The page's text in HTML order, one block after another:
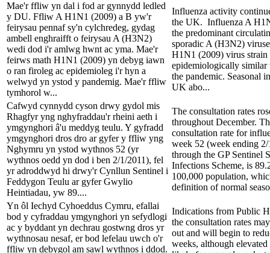
Mae'r ffliw yn dal i fod ar gynnydd ledled
y DU. Ffliw A H1N1 (2009) a B yw'r
feirysau pennaf sy'n cylchredeg, gydag
ambell enghraifft o feirysau A (H3N2)
wedi dod i'r amlwg hwnt ac yma. Mae'r
feirws math H1N1 (2009) yn debyg iawn
o ran firoleg ac epidemioleg i'r hyn a
welwyd yn ystod y pandemig. Mae'r ffliw
tymhorol w...
Influenza activity
the UK. Influenza A
the predominant
sporadic A (H3N2)
H1N1 (2009) virus
epidemiologically similar
the pandemic. Seasonal
UK abo...
Cafwyd cynnydd cyson drwy gydol mis
Rhagfyr yng nghyfraddau'r rheini aeth i
ymgynghori â'u meddyg teulu. Y gyfradd
ymgynghori dros dro ar gyfer y ffliw yng
Nghymru yn ystod wythnos 52 (yr
wythnos oedd yn dod i ben 2/1/2011), fel
yr adroddwyd hi drwy'r Cynllun Sentinel i
Feddygon Teulu ar gyfer Gwylio
Heintiadau, yw 89....
The consultation rates
throughout December.
consultation rate for
week 52 (week ending
through the GP Sentinel
Infections Scheme, is
100,000 population,
definition of normal
Yn ôl Iechyd Cyhoeddus Cymru, efallai
bod y cyfraddau ymgynghori yn sefydlogi
ac y byddant yn dechrau gostwng dros yr
wythnosau nesaf, er bod lefelau uwch o'r
ffliw yn debygol am sawl wythnos i ddod.
Indications from Public
the consultation rates
out and will begin to
weeks, although